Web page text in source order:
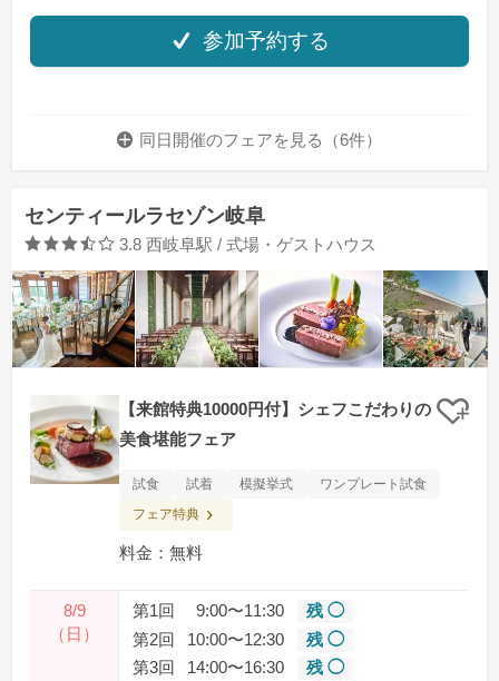
参加予約する
同日開催のフェアを 見る（6件）
センティールラセゾン岐阜
口コミ評価
3.8 西岐阜駅 / 式場・ゲストハウス
【来館特典10000円付】シェフこだわりの
美食堪能フェア
クリ
試食 試着 模擬挙式
ワンプレート試食
フェア特典
料金：無料
8/9
（日）
第1回 9:00〜11:30
残 ◯
第2回
10:00〜12:30
残 ◯
第3回
14:00〜16:30
残 ◯